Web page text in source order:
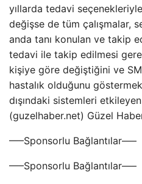
yıllarda tedavi
değişse de tüm çalışmalar,
anda tanı konulan ve takip
tedavi ile takip edilmesi
kişiye göre değiştiğini ve
hastalık olduğunu
dışındaki sistemleri
(guzelhaber.net) Güzel
—–Sponsorlu Bağlantılar—–
—–Sponsorlu Bağlantılar—–